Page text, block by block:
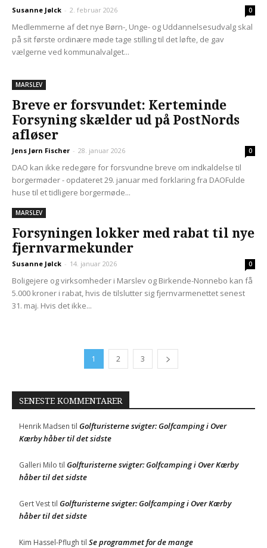
Susanne Jølck - 2. februar 2026 0
Medlemmerne af det nye Børn-, Unge- og Uddannelsesudvalg skal
på sit første ordinære møde tage stilling til det løfte, de gav
vælgerne ved kommunalvalget...
MARSLEV
Breve er forsvundet: Kerteminde
Forsyning skælder ud på PostNords
afløser
Jens Jørn Fischer - 28. januar 2026 0
DAO kan ikke redegøre for forsvundne breve om indkaldelse til
borgermøder - opdateret 29. januar med forklaring fra DAOFulde
huse til et tidligere borgermøde...
MARSLEV
Forsyningen lokker med rabat til nye
fjernvarmekunder
Susanne Jølck - 14. januar 2026 0
Boligejere og virksomheder i Marslev og Birkende-Nonnebo kan få
5.000 kroner i rabat, hvis de tilslutter sig fjernvarmenettet senest
31. maj. Hvis det ikke...
1 2 3
SENESTE KOMMENTARER
Henrik Madsen til Golfturisterne svigter: Golfcamping i Over
Kærby håber til det sidste
Galleri Milo til Golfturisterne svigter: Golfcamping i Over Kærby
håber til det sidste
Gert Vesttil Golfturisterne svigter: Golfcamping i Over Kærby
håber til det sidste
Kim Hassel-Pflugh til Se programmet for de mange